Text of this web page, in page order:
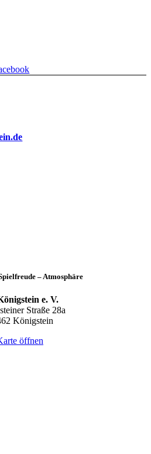
– Atmosphäre
e. V.
Straße 28a
Königstein
öffnen